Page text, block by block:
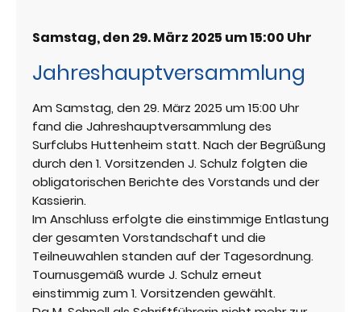
Samstag, den 29. März 2025 um 15:00 Uhr
Jahreshauptversammlung
Am Samstag, den 29. März 2025 um 15:00 Uhr
fand die Jahreshauptversammlung des
Surfclubs Huttenheim statt. Nach der Begrüßung
durch den 1. Vorsitzenden J. Schulz folgten die
obligatorischen Berichte des Vorstands und der
Kassierin.
Im Anschluss erfolgte die einstimmige Entlastung
der gesamten Vorstandschaft und die
Teilneuwahlen standen auf der Tagesordnung.
Tournusgemäß wurde J. Schulz erneut
einstimmig zum 1. Vorsitzenden gewählt.